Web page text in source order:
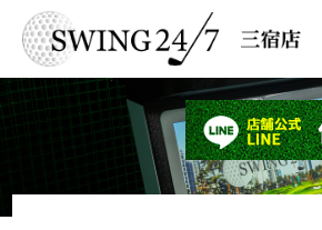
お知らせ
SWING24/7とは？